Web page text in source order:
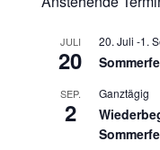
JULI
20
20. Juli -1.
SEP.
2
Ganztägig